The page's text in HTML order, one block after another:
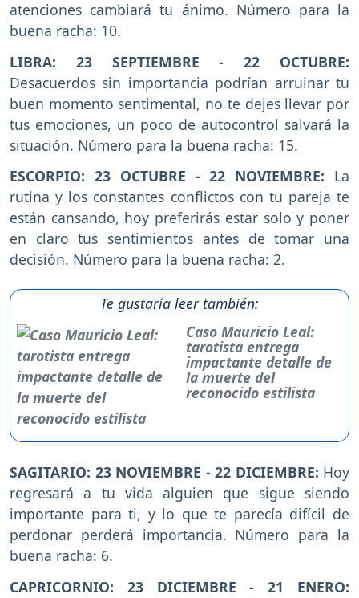
atenciones cambiará tu ánimo. Número para la
buena racha: 10.
LIBRA: 23 SEPTIEMBRE - 22 OCTUBRE:
Desacuerdos sin importancia podrían arruinar tu
buen momento sentimental, no te dejes llevar por
tus emociones, un poco de autocontrol salvará la
situación. Número para la buena racha: 15.
ESCORPIO: 23 OCTUBRE - 22 NOVIEMBRE: La
rutina y los constantes conflictos con tu pareja te
están cansando, hoy preferirás estar solo y poner
en claro tus sentimientos antes de tomar una
decisión. Número para la buena racha: 2.
Te gustaría leer también:
Caso Mauricio Leal:
tarotista entrega
impactante detalle de
la muerte del
reconocido estilista
SAGITARIO: 23 NOVIEMBRE - 22 DICIEMBRE: Hoy
regresará a tu vida alguien que sigue siendo
importante para ti, y lo que te parecía difícil de
perdonar perderá importancia. Número para la
buena racha: 6.
CAPRICORNIO: 23 DICIEMBRE - 21 ENERO: